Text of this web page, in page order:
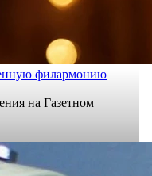
филармонию
на Газетном